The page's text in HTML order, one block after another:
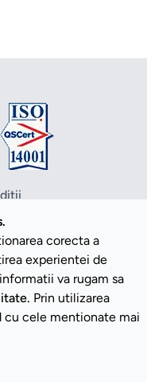
drepturile rezervate
corecta a
experientei de
va rugam sa
Prin utilizarea
cele mentionate mai